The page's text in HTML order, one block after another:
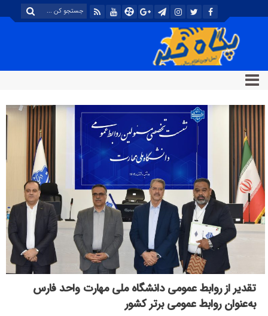
تقدیر از روابط عمومی دانشگاه ملی مهارت واحد فارس
به‌عنوان روابط عمومی برتر کشور